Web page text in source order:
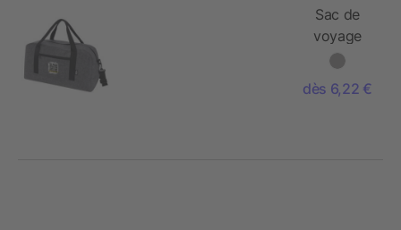
Sac de
voyage
Felta
recyclé
GRS de
dès 6,22 €